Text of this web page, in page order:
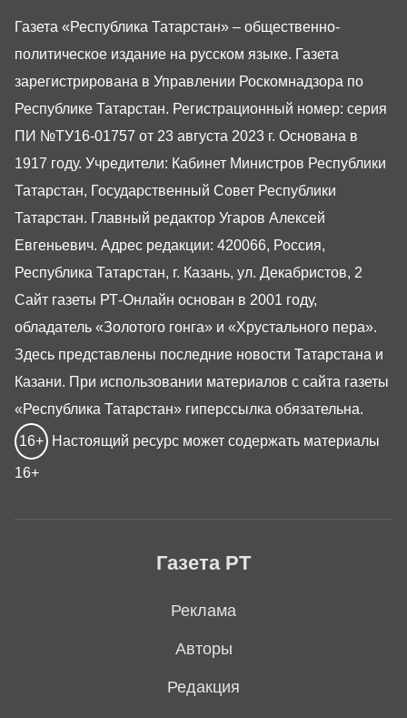
Газета РТ
Реклама
Авторы
Редакция
Газета «Республика Татарстан» – общественно-
политическое издание на русском языке. Газета
зарегистрирована в Управлении Роскомнадзора по
Республике Татарстан. Регистрационный номер: серия
ПИ №ТУ16-01757 от 23 августа 2023 г. Основана в
1917 году. Учредители: Кабинет Министров Республики
Татарстан, Государственный Совет Республики
Татарстан. Главный редактор Угаров Алексей
Евгеньевич. Адрес редакции: 420066, Россия,
Республика Татарстан, г. Казань, ул. Декабристов, 2
Сайт газеты РТ-Онлайн основан в 2001 году,
обладатель «Золотого гонга» и «Хрустального пера».
Здесь представлены последние новости Татарстана и
Казани. При использовании материалов с сайта газеты
«Республика Татарстан» гиперссылка обязательна.
16+ Настоящий ресурс может содержать материалы
16+